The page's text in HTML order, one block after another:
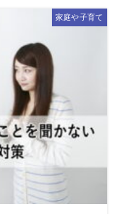
家庭や子育て